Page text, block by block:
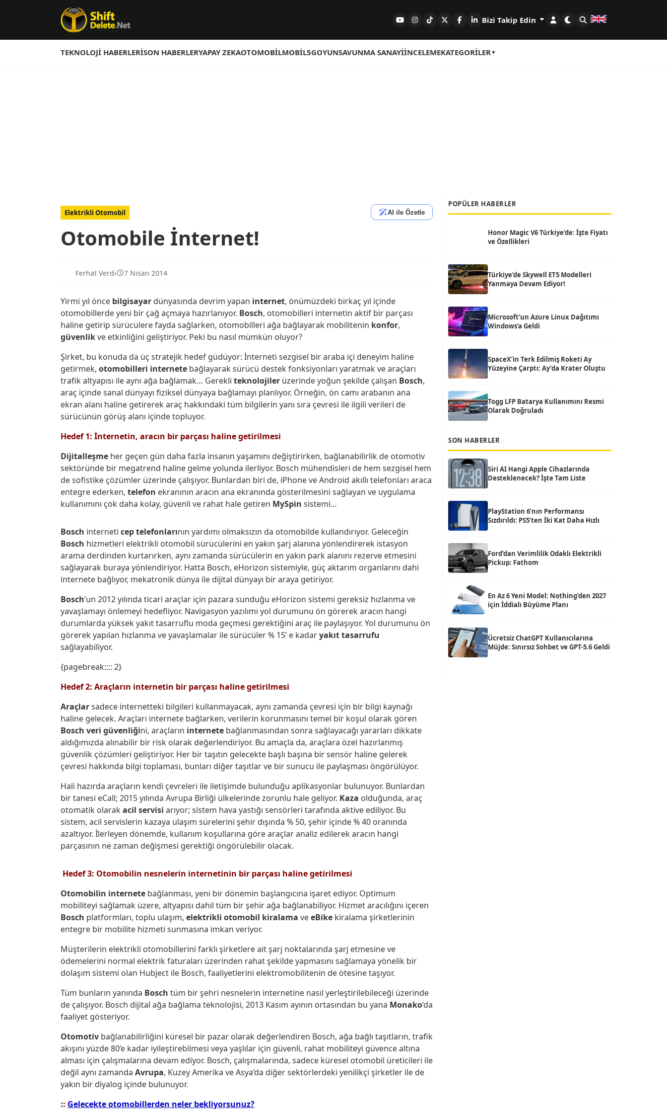
Bizi Takip Edin
TEKNOLOJI HABERLERISON HABERLERYAPAY ZEKAOTOMOBILMOBIL5GOYUNSAVUNMA SANAYIİNCELEMEKATEGORILER
Elektrikli Otomobil AI ile Özetle
Otomobile İnternet!
Ferhat Verdi 7 Nisan 2014
Yirmi yıl önce bilgisayar dünyasında devrim yapan internet, önümüzdeki birkaç yıl içinde
otomobillerde yeni bir çağ açmaya hazırlanıyor. Bosch, otomobilleri internetin aktif bir parçası
haline getirip sürücülere fayda sağlarken, otomobilleri ağa bağlayarak mobilitenin konfor,
güvenlikve etkinliğini geliştiriyor. Peki bu nasıl mümkün oluyor?
Şirket, bu konuda da üç stratejik hedef güdüyor: İnterneti sezgisel bir araba içi deneyim haline
getirmek, otomobilleri internete bağlayarak sürücü destek fonksiyonları yaratmak ve araçları
trafik altyapısı ile aynı ağa bağlamak… Gerekli teknolojiler üzerinde yoğun şekilde çalışan Bosch,
araç içinde sanal dünyayı fiziksel dünyaya bağlamayı planlıyor. Örneğin, ön camı arabanın ana
ekran alanı haline getirerek araç hakkındaki tüm bilgilerin yanı sıra çevresi ile ilgili verileri de
sürücünün görüş alanı içinde topluyor.
Hedef 1: İnternetin, aracın bir parçası haline getirilmesi
Dijitalleşme her geçen gün daha fazla insanın yaşamını değiştirirken, bağlanabilirlik de otomotiv
sektöründe bir megatrend haline gelme yolunda ilerliyor. Bosch mühendisleri de hem sezgisel hem
de sofistike çözümler üzerinde çalışıyor. Bunlardan biri de, iPhone ve Android akıllı telefonları araca
entegre ederken, telefon ekranının aracın ana ekranında gösterilmesini sağlayan ve uygulama
kullanımını çok daha kolay, güvenli ve rahat hale getiren MySpin sistemi…
Bosch interneti cep telefonlarının yardımı olmaksızın da otomobilde kullandırıyor. Geleceğin
Bosch hizmetleri elektrikli otomobil sürücülerini en yakın şarj alanına yönlendirerek istasyon
arama derdinden kurtarırken, aynı zamanda sürücülerin en yakın park alanını rezerve etmesini
sağlayarak buraya yönlendiriyor. Hatta Bosch, eHorizon sistemiyle, güç aktarım organlarını dahi
internete bağlıyor, mekatronik dünya ile dijital dünyayı bir araya getiriyor.
Bosch’un 2012 yılında ticari araçlar için pazara sunduğu eHorizon sistemi gereksiz hızlanma ve
yavaşlamayı önlemeyi hedefliyor. Navigasyon yazılımı yol durumunu ön görerek aracın hangi
durumlarda yüksek yakıt tasarruflu moda geçmesi gerektiğini araç ile paylaşıyor. Yol durumunu ön
görerek yapılan hızlanma ve yavaşlamalar ile sürücüler % 15’ e kadaryakıt tasarrufu
sağlayabiliyor.
{pagebreak:::: 2}
Hedef 2: Araçların internetin bir parçası haline getirilmesi
Araçlarsadece internetteki bilgileri kullanmayacak, aynı zamanda çevresi için bir bilgi kaynağı
haline gelecek. Araçları internete bağlarken, verilerin korunmasını temel bir koşul olarak gören
Bosch veri güvenliğini, araçların internete bağlanmasından sonra sağlayacağı yararları dikkate
aldığımızda alınabilir bir risk olarak değerlendiriyor. Bu amaçla da, araçlara özel hazırlanmış
güvenlik çözümleri geliştiriyor. Her bir taşıtın gelecekte başlı başına bir sensör haline gelerek
çevresi hakkında bilgi toplaması, bunları diğer taşıtlar ve bir sunucu ile paylaşması öngörülüyor.
Hali hazırda araçların kendi çevreleri ile iletişimde bulunduğu aplikasyonlar bulunuyor. Bunlardan
bir tanesi eCall; 2015 yılında Avrupa Birliği ülkelerinde zorunlu hale geliyor. Kaza olduğunda, araç
otomatik olarakacil servisi arıyor; sistem hava yastığı sensörleri tarafında aktive ediliyor. Bu
sistem, acil servislerin kazaya ulaşım sürelerini şehir dışında % 50, şehir içinde % 40 oranında
azaltıyor. İlerleyen dönemde, kullanım koşullarına göre araçlar analiz edilerek aracın hangi
parçasının ne zaman değişmesi gerektiği öngörülebilir olacak.
Hedef 3: Otomobilin nesnelerin internetinin bir parçası haline getirilmesi
Otomobilin internete bağlanması, yeni bir dönemin başlangıcına işaret ediyor. Optimum
mobiliteyi sağlamak üzere, altyapısı dahil tüm bir şehir ağa bağlanabiliyor. Hizmet aracılığını içeren
Bosch platformları, toplu ulaşım, elektrikli otomobil kiralama veeBike kiralama şirketlerinin
entegre bir mobilite hizmeti sunmasına imkan veriyor.
Müşterilerin elektrikli otomobillerini farklı şirketlere ait şarj noktalarında şarj etmesine ve
ödemelerini normal elektrik faturaları üzerinden rahat şekilde yapmasını sağlamaya yönelik bir
dolaşım sistemi olan Hubject ile Bosch, faaliyetlerini elektromobilitenin de ötesine taşıyor.
Tüm bunların yanında Bosch tüm bir şehri nesnelerin internetine nasıl yerleştirilebileceği üzerinde
de çalışıyor. Bosch dijital ağa bağlama teknolojisi, 2013 Kasım ayının ortasından bu yana Monako’da
faaliyet gösteriyor.
Otomotiv bağlanabilirliğini küresel bir pazar olarak değerlendiren Bosch, ağa bağlı taşıtların, trafik
akışını yüzde 80’e kadar iyileştirebilmesi veya yaşlılar için güvenli, rahat mobiliteyi güvence altına
alması için çalışmalarına devam ediyor. Bosch, çalışmalarında, sadece küresel otomobil üreticileri ile
değil aynı zamanda Avrupa, Kuzey Amerika ve Asya’da diğer sektörlerdeki yenilikçi şirketler ile de
yakın bir diyalog içinde bulunuyor.
:: Gelecekte otomobillerden neler bekliyorsunuz?
POPÜLER HABERLER
Honor Magic V6 Türkiye’de: İşte Fiyatı
ve Özellikleri
Türkiye’de Skywell ET5 Modelleri
Yanmaya Devam Ediyor!
Microsoft’un Azure Linux Dağıtımı
Windows’a Geldi
SpaceX’in Terk Edilmiş Roketi Ay
Yüzeyine Çarptı: Ay’da Krater Oluştu
Togg LFP Batarya Kullanımını Resmi
Olarak Doğruladı
SON HABERLER
Siri AI Hangi Apple Cihazlarında
Desteklenecek? İşte Tam Liste
PlayStation 6’nın Performansı
Sızdırıldı: PS5’ten İki Kat Daha Hızlı
Ford’dan Verimlilik Odaklı Elektrikli
Pickup: Fathom
En Az 6 Yeni Model: Nothing’den 2027
için İddialı Büyüme Planı
Ücretsiz ChatGPT Kullanıcılarına
Müjde: Sınırsız Sohbet ve GPT-5.6 Geldi